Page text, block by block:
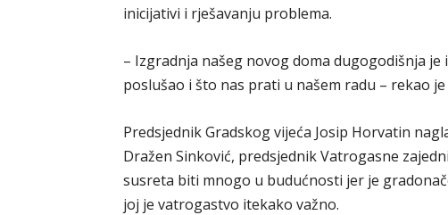
inicijativi i rješavanju problema.
– Izgradnja našeg novog doma dugogodišnja je
poslušao i što nas prati u našem radu – rekao je
Predsjednik Gradskog vijeća Josip Horvatin
Dražen Sinković, predsjednik Vatrogasne
susreta biti mnogo u budućnosti jer je
joj je vatrogastvo itekako važno.